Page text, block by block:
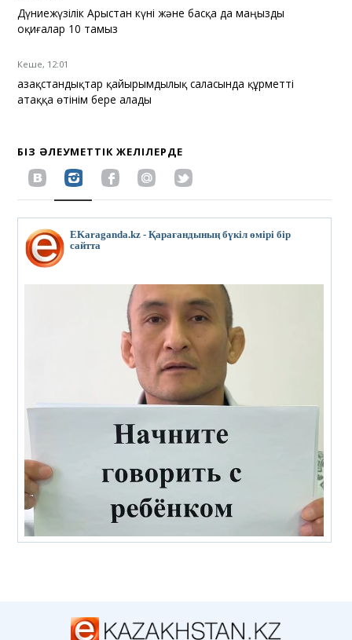
Дүниежүзілік Арыстан күні және басқа да маңызды
оқиғалар 10 тамыз
Кеше, 12:01
Қазақстандықтар қайырымдылық саласында құрметті
атаққа өтінім бере алады
БІЗ ӘЛЕУМЕТТІК ЖЕЛІЛЕРДЕ
EKaraganda.kz - Қарағандының бүкіл өмірі бір
сайтта